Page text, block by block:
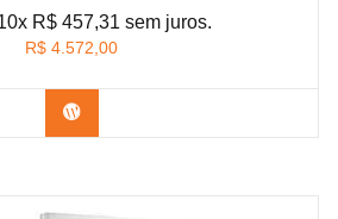
R$ 457,31 sem juros.
R$ 4.572,00
Confira na Amazon